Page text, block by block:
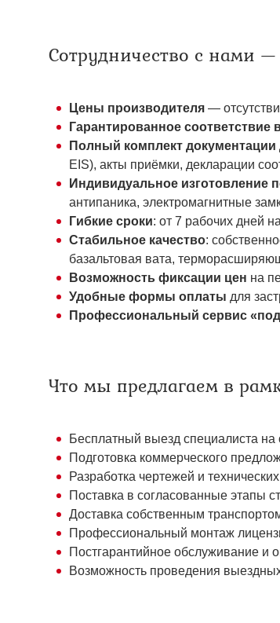
Сотрудничество с нами
Цены производителя —
Гарантированное соответствие
Полный комплект документации
EIS), акты приёмки, декларации
Индивидуальное изготовление
антипаника, электромагнитные
Гибкие сроки: от 7 рабочих дней
Стабильное качество:
базальтовая вата,
Возможность фиксации цен на
Удобные формы оплаты для
Профессиональный сервис
Что мы предлагаем в
Бесплатный выезд специалиста на
Подготовка коммерческого
Разработка чертежей и
Поставка в согласованные этапы
Доставка собственным
Профессиональный монтаж
Постгарантийное обслуживание и
Возможность проведения